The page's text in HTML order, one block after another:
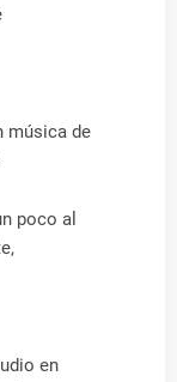
música de
poco al
en